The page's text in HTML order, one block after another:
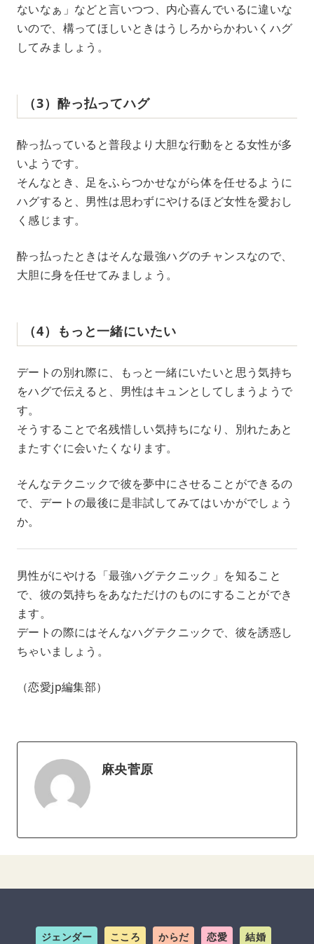
ないなぁ」などと言いつつ、内心喜んでいるに違いな
いので、構ってほしいときはうしろからかわいくハグ
してみましょう。
（3）酔っ払ってハグ
酔っ払っていると普段より大胆な行動をとる女性が多
いようです。
そんなとき、足をふらつかせながら体を任せるように
ハグすると、男性は思わずにやけるほど女性を愛おし
く感じます。
酔っ払ったときはそんな最強ハグのチャンスなので、
大胆に身を任せてみましょう。
（4）もっと一緒にいたい
デートの別れ際に、もっと一緒にいたいと思う気持ち
をハグで伝えると、男性はキュンとしてしまうようで
す。
そうすることで名残惜しい気持ちになり、別れたあと
またすぐに会いたくなります。
そんなテクニックで彼を夢中にさせることができるの
で、デートの最後に是非試してみてはいかがでしょう
か。
男性がにやける「最強ハグテクニック」を知ること
で、彼の気持ちをあなただけのものにすることができ
ます。
デートの際にはそんなハグテクニックで、彼を誘惑し
ちゃいましょう。
（恋愛jp編集部）
麻央菅原
ジェンダー こころ からだ 恋愛 結婚